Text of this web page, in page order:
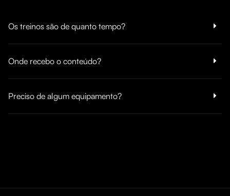
Os treinos são de quanto tempo?
Onde recebo o conteúdo?
Preciso de algum equipamento?